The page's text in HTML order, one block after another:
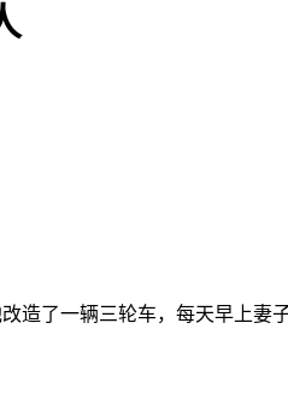
造了一辆三轮车，每天早上